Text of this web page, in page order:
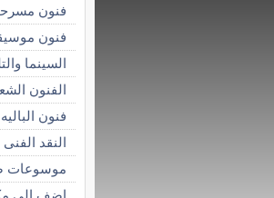
فنون
فنون
السينما
الفنون
فنون الباليه
النقد الفنى
موسوعات
اضف الى